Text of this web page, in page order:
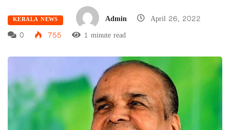
KERALA NEWS Admin
April 26, 2022
0
755 1 minute read